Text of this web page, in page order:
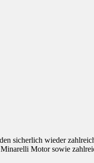
sicherlich wieder
Motor sowie